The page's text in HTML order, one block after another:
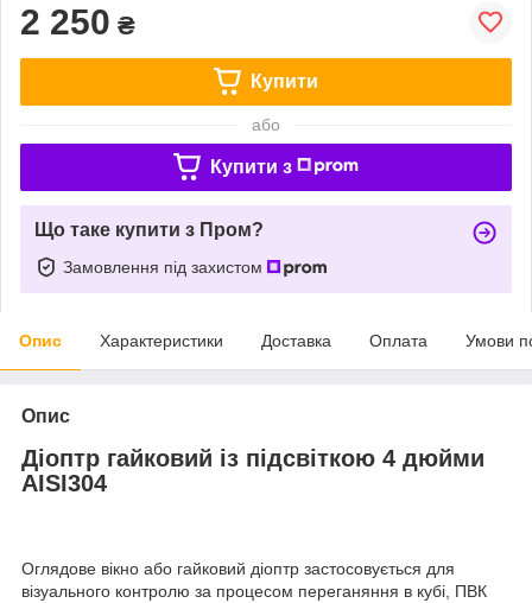
2 250 ₴
Купити
або
Купити з
Що таке купити з Пром?
Замовлення під захистом
Опис Характеристики Доставка Оплата Умови
Опис
Діоптр гайковий із підсвіткою 4 дюйми
AISI304
Оглядове вікно або гайковий діоптр застосовується для
візуального контролю за процесом переганяння в кубі, ПВК